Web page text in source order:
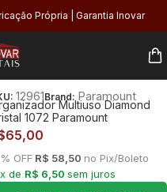
Própria | Garantia Inovar
12961Brand: Paramount
Multiuso Diamond
1072 Paramount
65,00
OFF R$ 58,50 no Pix/Boleto
de R$ 6,50 sem juros